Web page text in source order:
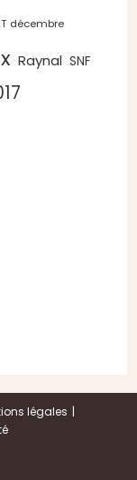
décembre
Raynal SNF
légales